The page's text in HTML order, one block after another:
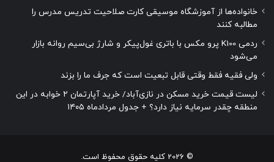
خانواده‌ها از آموزشگاه موسیقی کارت صلاحیت تدریس مدرس را
مطالبه کنند
ردمی K100 پرو مکس با باتری غول‌پیکر و شارژ بی‌سیم روانه بازار
می‌شود
ولی فقیه فقط وقتی قابل تبعیت است که جرف ما را بزند
لیست قیمت خرید مسکن در نازی‌آباد/ خرید آپارتمان ۲ خوابه در این
منطقه چقدر سرمایه نیاز دارد؟ + جدول مردادماه ۱۴۰۵
© 2026 کلیه حقوق محفوظ است.